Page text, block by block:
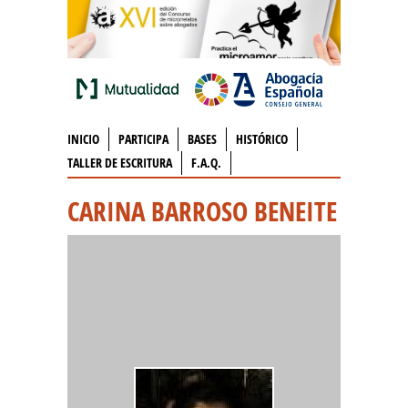
INICIO PARTICIPA BASES
HISTÓRICO
TALLER DE ESCRITURA
F.A.Q.
CARINA BARROSO BENEITE